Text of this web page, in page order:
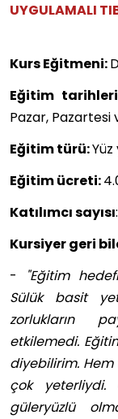
UYGULAMALI
Kurs Eğitmeni:
Eğitim
Pazar, Pazartesi
Eğitim türü:
Eğitim ücreti:
Katılımcı sayısı
Kursiyer geri
-
"Eğitim
Sülük basit
zorlukların
etkilemedi.
diyebilirim. Hem
çok yeterliydi.
güleryüzlü